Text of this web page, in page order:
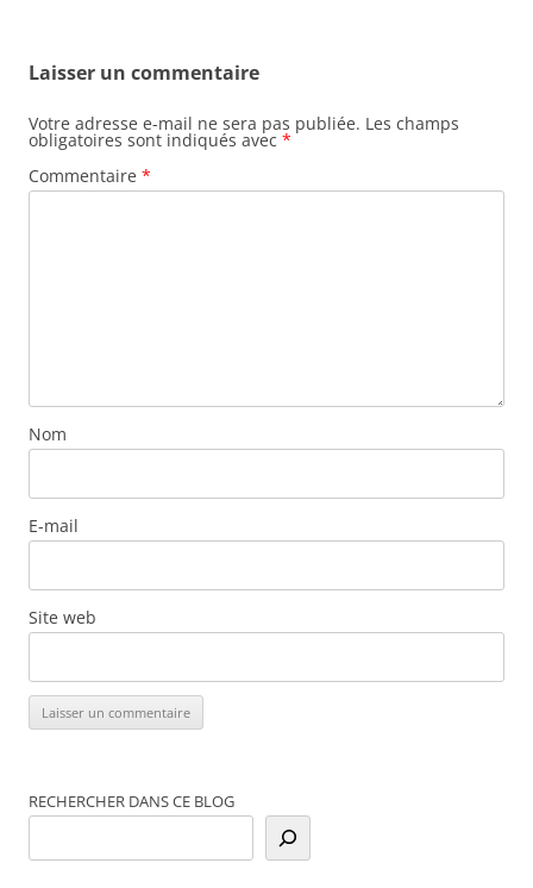
Laisser un commentaire
Votre adresse e-mail ne sera pas publiée. Les champs
obligatoires sont indiqués avec *
Commentaire *
Nom
E-mail
Site web
RECHERCHER DANS CE BLOG